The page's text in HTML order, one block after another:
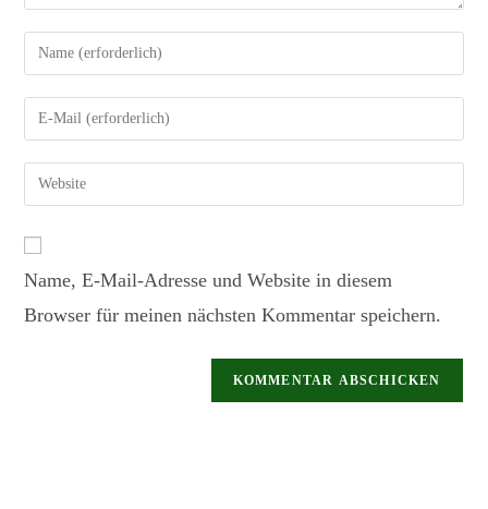
Name, E-Mail-Adresse und Website in diesem
Browser für meinen nächsten Kommentar speichern.